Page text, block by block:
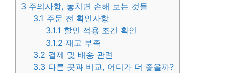
3 주의사항, 놓치면 손해 보는 것들
3.1 주문 전 확인사항
3.1.1 할인 적용 조건 확인
3.1.2 재고 부족
3.2 결제 및 배송 관련
3.3 다른 곳과 비교, 어디가 더 좋을까?